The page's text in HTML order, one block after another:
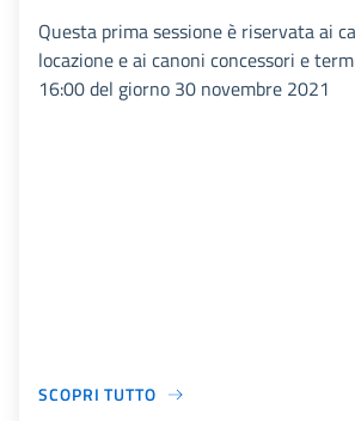
Questa prima sessione è riservata ai
locazione e ai canoni concessori e
16:00 del giorno 30 novembre 2021
SCOPRI TUTTO